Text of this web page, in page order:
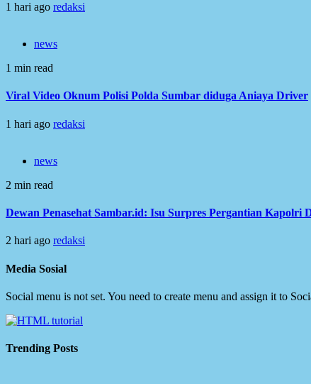
1 hari ago redaksi
news
1 min read
Viral Video Oknum Polisi Polda Sumbar diduga Aniaya Driver
1 hari ago redaksi
news
2 min read
Dewan Penasehat Sambar.id: Isu Surpres Pergantian Kapolri
2 hari ago redaksi
Media Sosial
Social menu is not set. You need to create menu and assign it to
Trending Posts